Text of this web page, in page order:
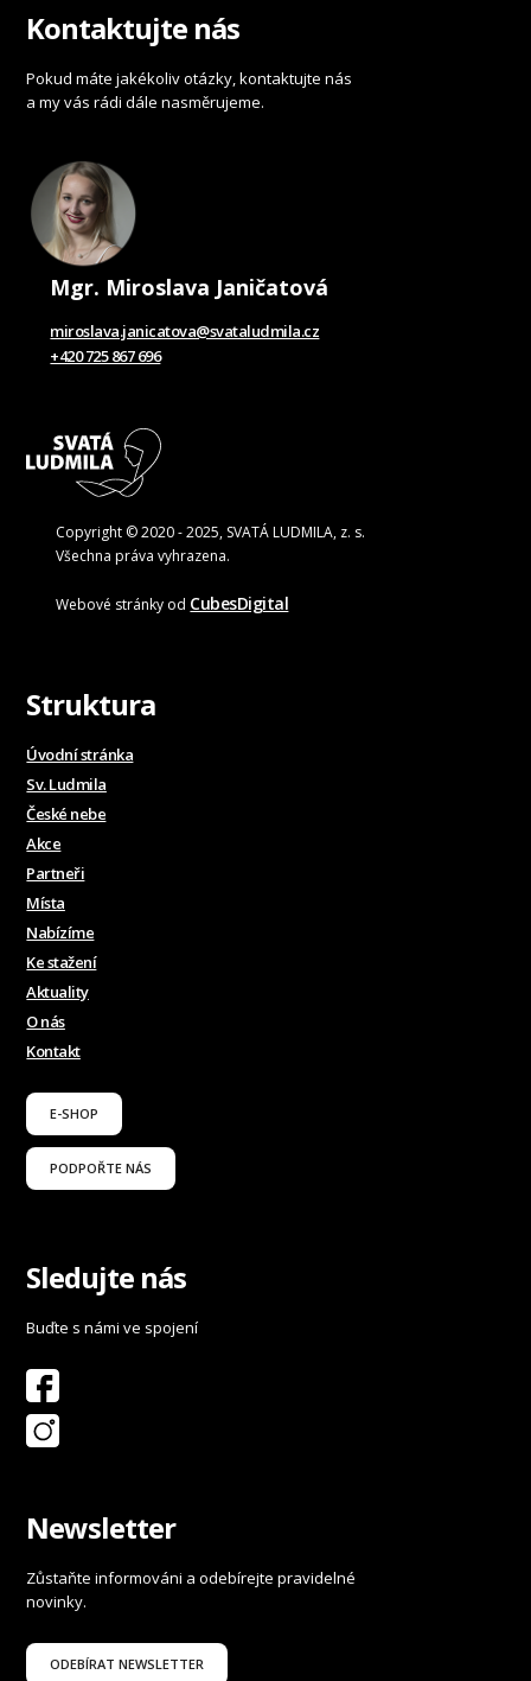
Kontaktujte nás
Pokud máte jakékoliv otázky, kontaktujte nás
a my vás rádi dále nasměrujeme.
Mgr. Miroslava Janičatová
miroslava.janicatova@svataludmila.cz
+420 725 867 696
Copyright © 2020 - 2025, SVATÁ LUDMILA, z. s.
Všechna práva vyhrazena.
Webové stránky od CubesDigital
Struktura
Úvodní stránka
Sv. Ludmila
České nebe
Akce
Partneři
Místa
Nabízíme
Ke stažení
Aktuality
O nás
Kontakt
E-SHOP
PODPOŘTE NÁS
Sledujte nás
Buďte s námi ve spojení
Newsletter
Zůstaňte informováni a odebírejte pravidelné
novinky.
ODEBÍRAT NEWSLETTER